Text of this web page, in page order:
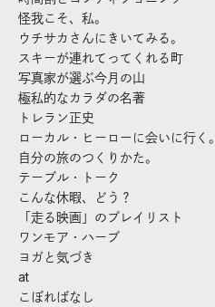
怪我こそ、私。
ウチサカさんにきいてみる。
スキーが連れてってくれる町
写真家が選ぶ今月の山
極私的なカラダの名著
トレラン正史
ローカル・ヒーローに会いに行く。
自分の旅のつくりかた。
テーブル・トーク
こんな休暇、どう？
「走る映画」のプレイリスト
ワンモア・ハーブ
ヨガと気づき
at
こぼればなし